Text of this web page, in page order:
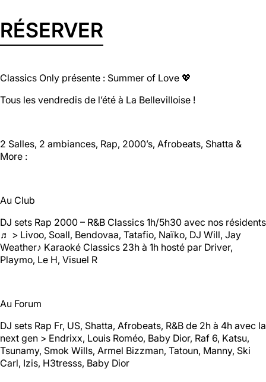
Mentions légalesPolitique de confidentialité
Jeu, Ven, Sam : 19h00 - 01h00
Dim : 11h30 - 16h00
Réserver une table
Le Toit
Lun, Mar, Mer, Jeu, Ven : 17h -
00h00
Voir la carte
01 46 36 07 07
RÉSERVER
Classics Only présente : Summer of Love 💖
Tous les vendredis de l’été à La Bellevilloise !
2 Salles, 2 ambiances, Rap, 2000’s, Afrobeats, Shatta &
More :
Au Club
DJ sets Rap 2000 – R&B Classics 1h/5h30 avec nos résidents
♬ > Livoo, Soall, Bendovaa, Tatafio, Naïko, DJ Will, Jay
Weather♪ Karaoké Classics 23h à 1h hosté par Driver,
Playmo, Le H, Visuel R
Au Forum
DJ sets Rap Fr, US, Shatta, Afrobeats, R&B de 2h à 4h avec la
next gen > Endrixx, Louis Roméo, Baby Dior, Raf 6, Katsu,
Tsunamy, Smok Wills, Armel Bizzman, Tatoun, Manny, Ski
Carl, Izis, H3tresss, Baby Dior